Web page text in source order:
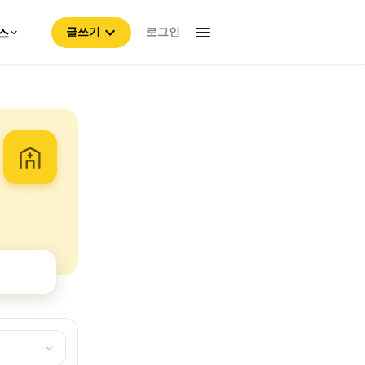
글쓰기 로그인